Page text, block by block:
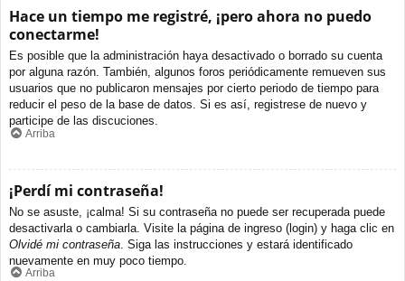
Hace un tiempo me registré, ¡pero ahora no puedo
conectarme!
Es posible que la administración haya desactivado o borrado su cuenta
por alguna razón. También, algunos foros periódicamente remueven sus
usuarios que no publicaron mensajes por cierto periodo de tiempo para
reducir el peso de la base de datos. Si es así, registrese de nuevo y
participe de las discuciones.
Arriba
¡Perdí mi contraseña!
No se asuste, ¡calma! Si su contraseña no puede ser recuperada puede
desactivarla o cambiarla. Visite la página de ingreso (login) y haga clic en
Olvidé mi contraseña . Siga las instrucciones y estará identificado
nuevamente en muy poco tiempo.
Arriba